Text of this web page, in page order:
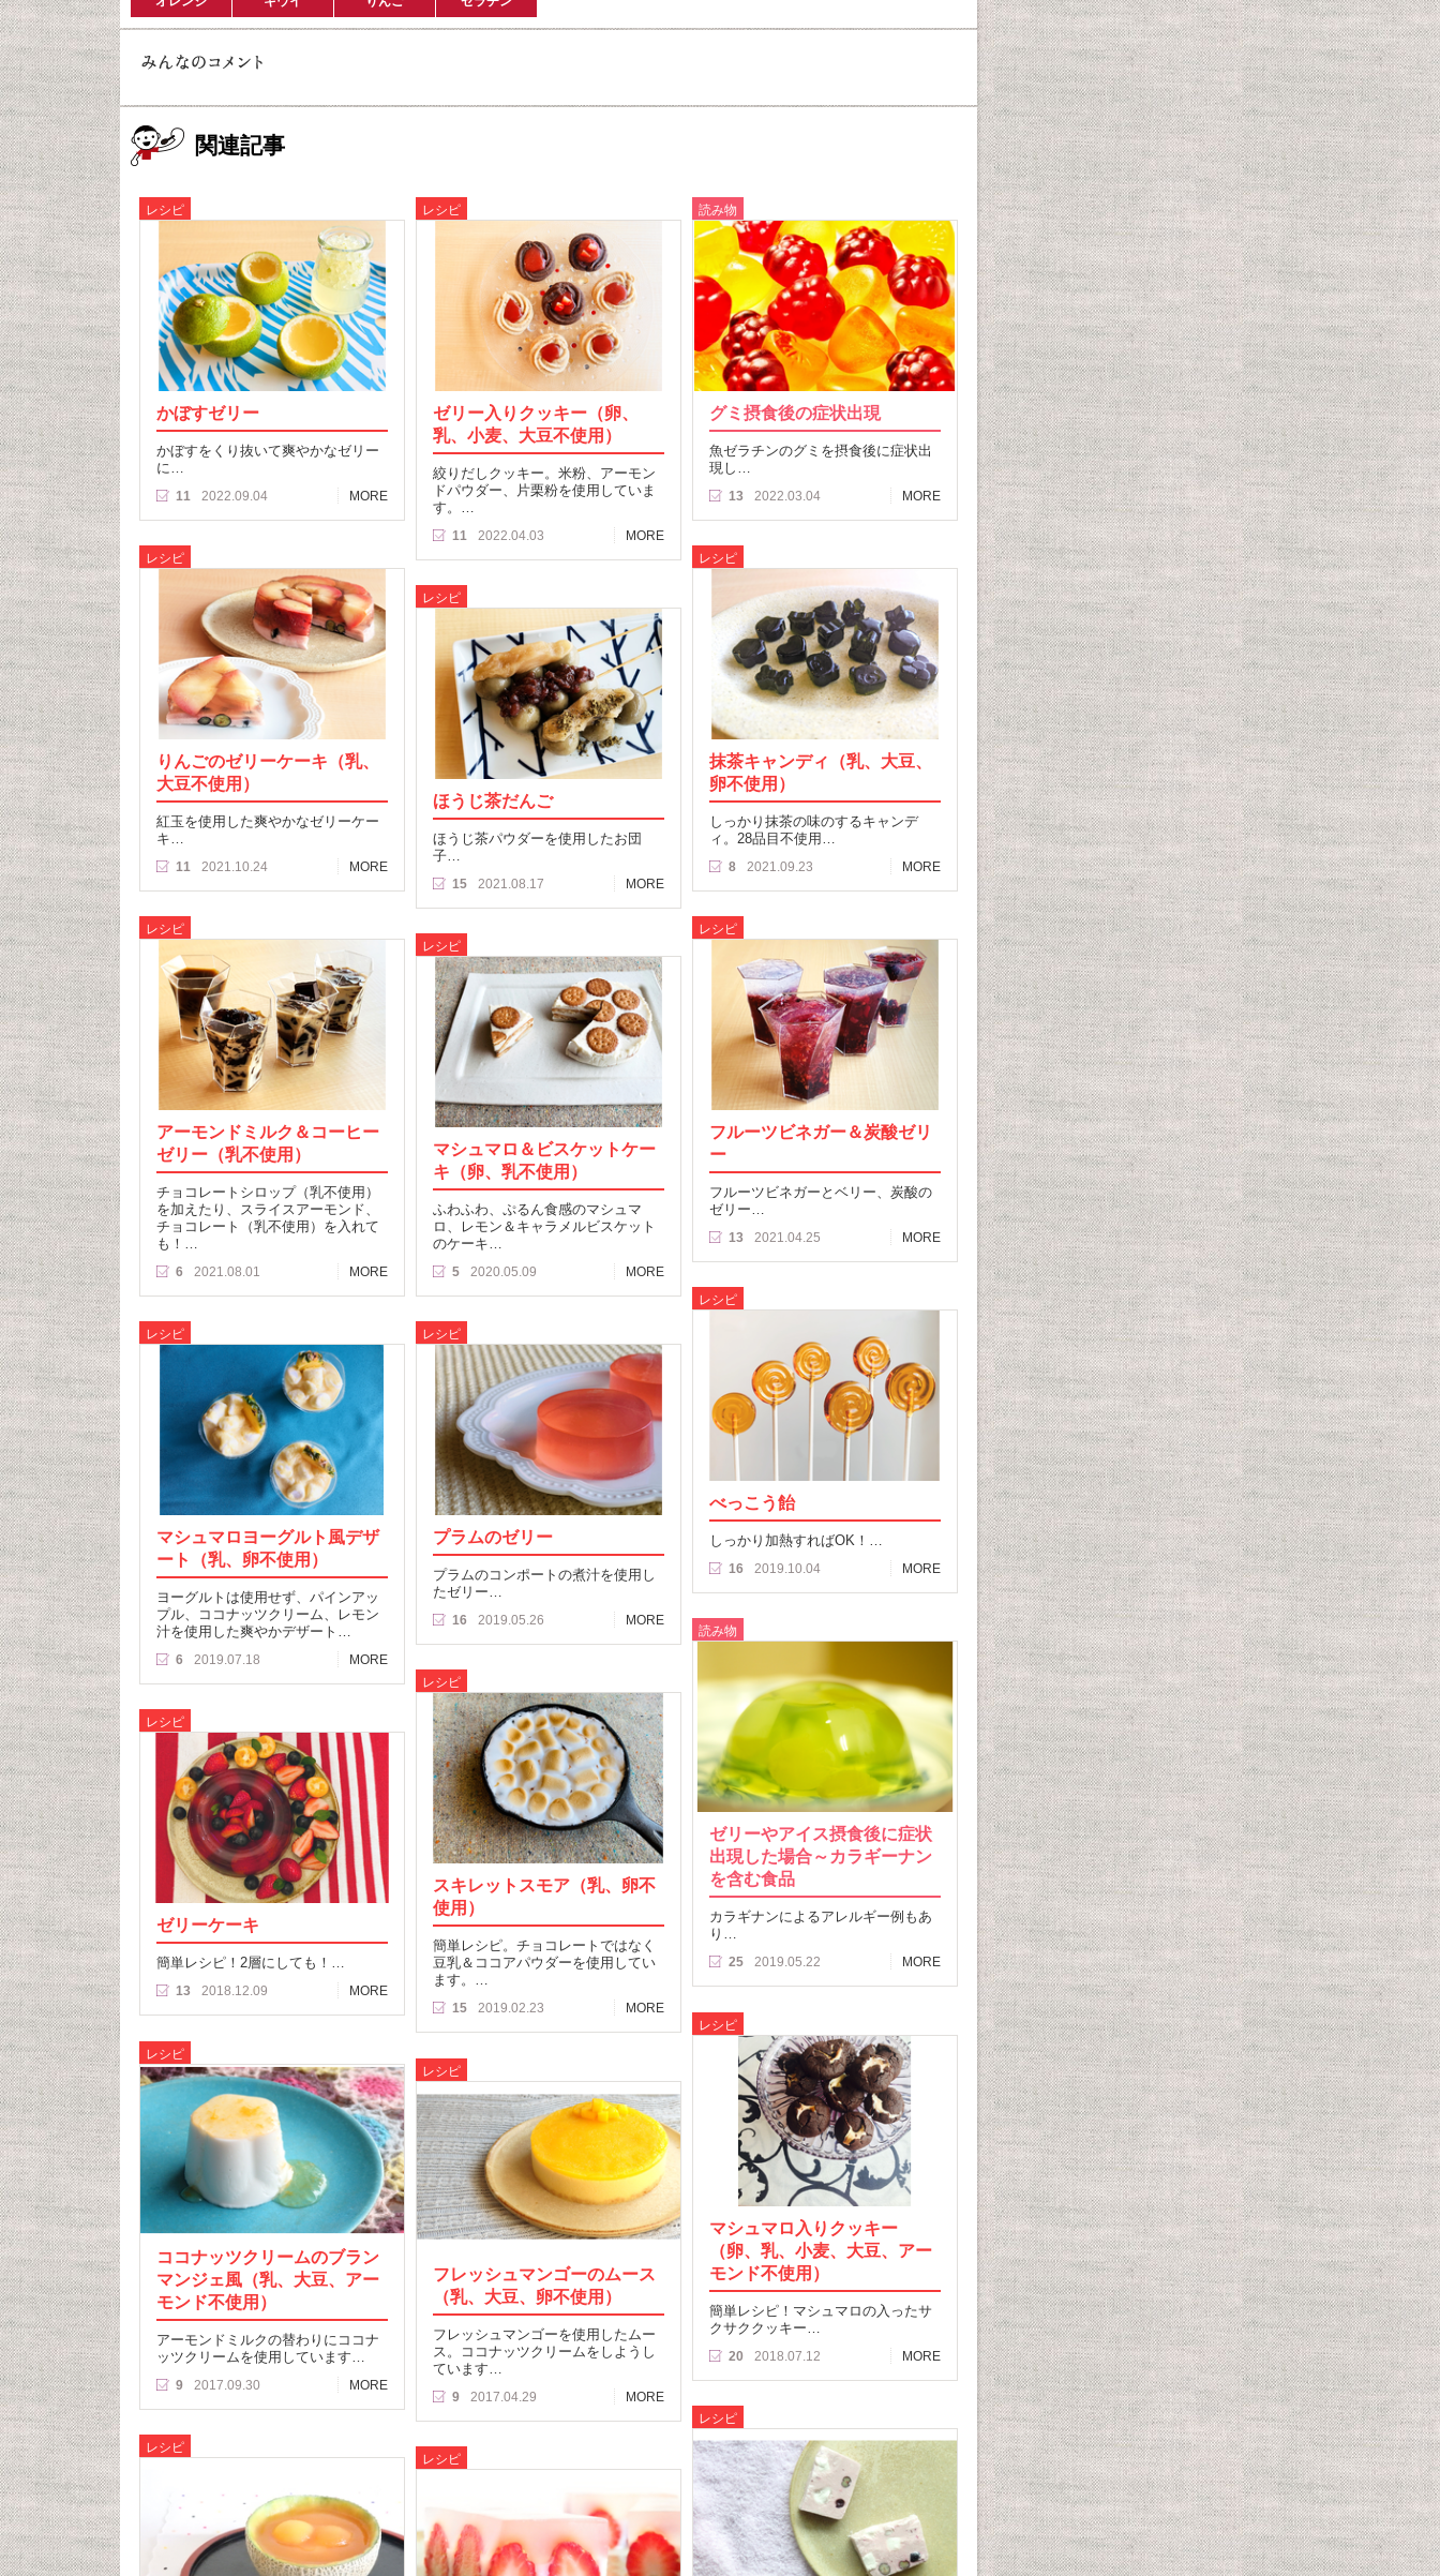
関連記事
レシピ
かぼすゼリー
かぼすをくり抜いて爽やかなゼリー
に…
11 2022.09.04 MORE
レシピ
ゼリー入りクッキー（卵、
乳、小麦、大豆不使用）
絞りだしクッキー。米粉、アーモン
ドパウダー、片栗粉を使用していま
す。…
11 2022.04.03 MORE
読み物
グミ摂食後の症状出現
魚ゼラチンのグミを摂食後に症状出
現し…
13 2022.03.04 MORE
レシピ
りんごのゼリーケーキ（乳、
大豆不使用）
紅玉を使用した爽やかなゼリーケー
キ…
11 2021.10.24 MORE
レシピ
抹茶キャンディ（乳、大豆、
卵不使用）
しっかり抹茶の味のするキャンデ
ィ。28品目不使用…
8 2021.09.23 MORE
レシピ
ほうじ茶だんご
ほうじ茶パウダーを使用したお団
子…
15 2021.08.17 MORE
レシピ
アーモンドミルク＆コーヒー
ゼリー（乳不使用）
チョコレートシロップ（乳不使用）
を加えたり、スライスアーモンド、
チョコレート（乳不使用）を入れて
も！…
6 2021.08.01 MORE
レシピ
フルーツビネガー＆炭酸ゼリ
ー
フルーツビネガーとベリー、炭酸の
ゼリー…
13 2021.04.25 MORE
レシピ
マシュマロ＆ビスケットケー
キ（卵、乳不使用）
ふわふわ、ぷるん食感のマシュマ
ロ、レモン＆キャラメルビスケット
のケーキ…
5 2020.05.09
MORE
レシピ
べっこう飴
しっかり加熱すればOK！…
16 2019.10.04 MORE
レシピ
マシュマロヨーグルト風デザ
ート（乳、卵不使用）
ヨーグルトは使用せず、パインアッ
プル、ココナッツクリーム、レモン
汁を使用した爽やかデザート…
6 2019.07.18 MORE
レシピ
プラムのゼリー
プラムのコンポートの煮汁を使用し
たゼリー…
16 2019.05.26 MORE
読み物
ゼリーやアイス摂食後に症状
出現した場合～カラギーナン
を含む食品
カラギナンによるアレルギー例もあ
り…
25 2019.05.22 MORE
レシピ
スキレットスモア（乳、卵不
使用）
簡単レシピ。チョコレートではなく
豆乳＆ココアパウダーを使用してい
ます。…
15 2019.02.23 MORE
レシピ
ゼリーケーキ
簡単レシピ！2層にしても！…
13 2018.12.09 MORE
レシピ
マシュマロ入りクッキー
（卵、乳、小麦、大豆、アー
モンド不使用）
簡単レシピ！マシュマロの入ったサ
クサククッキー…
20 2018.07.12 MORE
レシピ
ココナッツクリームのブラン
マンジェ風（乳、大豆、アー
モンド不使用）
アーモンドミルクの替わりにココナ
ッツクリームを使用しています…
9 2017.09.30 MORE
レシピ
フレッシュマンゴーのムース
（乳、大豆、卵不使用）
フレッシュマンゴーを使用したムー
ス。ココナッツクリームをしようし
ています…
9 2017.04.29
MORE
レシピ
レシピ
レシピ